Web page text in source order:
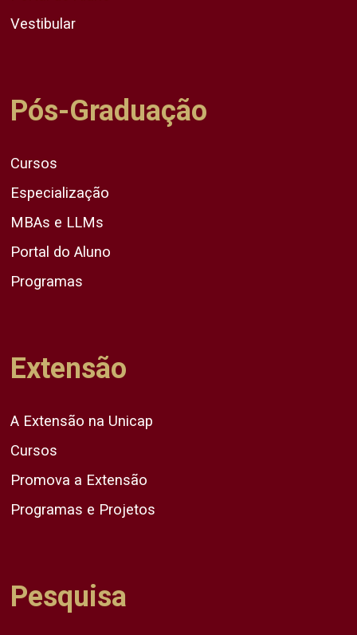
Vestibular
Pós-Graduação
Cursos
Especialização
MBAs e LLMs
Portal do Aluno
Programas
Extensão
A Extensão na Unicap
Cursos
Promova a Extensão
Programas e Projetos
Pesquisa